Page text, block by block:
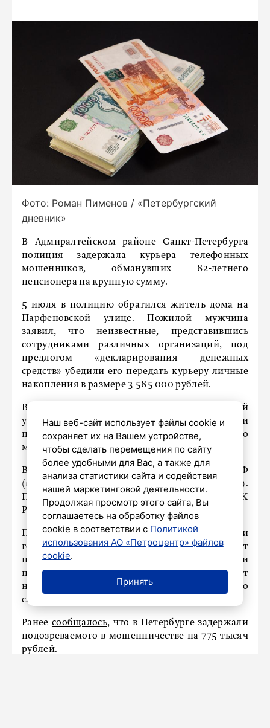
Фото: Роман Пименов / «Петербургский
дневник»
В Адмиралтейском районе Санкт-Петербурга
полиция задержала курьера телефонных
мошенников, обманувших 82-летнего
пенсионера на крупную сумму.
5 июля в полицию обратился житель дома на
Парфеновской улице. Пожилой мужчина
заявил, что неизвестные, представившись
сотрудниками различных организаций, под
предлогом «декларирования денежных
средств» убедили его передать курьеру личные
накопления в размере 3 585 000 рублей.
В тот же день около 19:00 у дома 58 по Садовой
улице сотрудники полиции задержали
подозреваемого – 23-летнего неработающего
мужчину.
Возбуждено уголовное дело по ч. 4 ст. 159 УК РФ
(мошенничество в особо крупном размере).
Подозреваемый задержан в порядке ст. 91 УПК
РФ.
Полиция напомнила, что сотрудники банков и
государственных структур никогда не просят
передавать наличные деньги курьерам. При
поступлении подобных звонков следует
немедленно прервать разговор и сообщить о
случившемся в полицию.
Ранее сообщалось, что в Петербурге задержали
подозреваемого в мошенничестве на 775 тысяч
рублей.
Наш веб-сайт использует файлы cookie и
сохраняет их на Вашем устройстве,
чтобы сделать перемещения по сайту
более удобными для Вас, а также для
анализа статистики сайта и содействия
нашей маркетинговой деятельности.
Продолжая просмотр этого сайта, Вы
соглашаетесь на обработку файлов
cookie в соответствии с Политикой
использования АО «Петроцентр» файлов
cookie.
Принять